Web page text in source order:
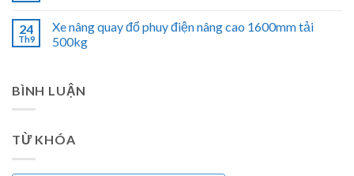
24
Th9
Xe nâng quay đổ phuy điện nâng cao 1600mm tải
500kg
BÌNH LUẬN
TỪ KHÓA